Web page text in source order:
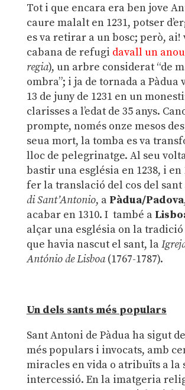
Tot i que encara era ben jove
caure malalt en 1231, potser
es va retirar a un bosc; però, ai!
cabana de refugi davall un
regia), un arbre considerat “de
ombra”; i ja de tornada a Pàdua
13 de juny de 1231 en un
clarisses a l’edat de 35 anys.
prompte, només onze mesos
seua mort, la tomba es va
lloc de pelegrinatge. Al seu
bastir una església en 1238, i en
fer la translació del cos del sant
di Sant’Antonio, a Pàdua/Padova
acabar en 1310. I també a
alçar una església on la tradició
que havia nascut el sant, la
António de Lisboa(1767-1787).
Un dels sants més populars
Sant Antoni de Pàdua ha sigut
més populars i invocats, amb
miracles en vida o atribuïts a la
intercessió. En la imatgeria